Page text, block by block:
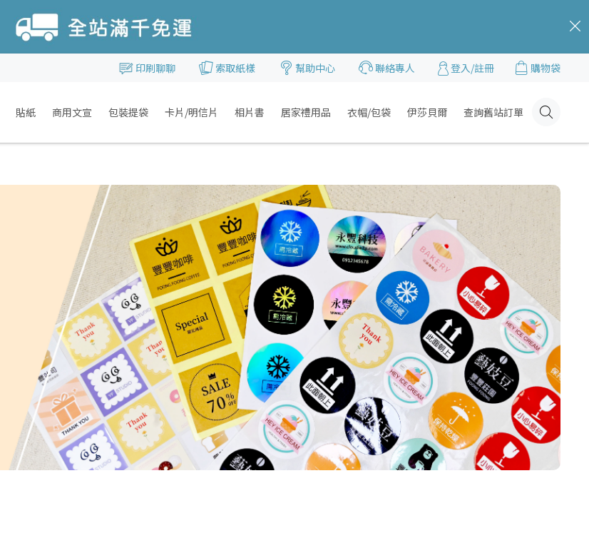
購物袋
登入/註冊
印刷聊聊 索取紙樣 幫助中心 聯絡專人
貼紙 商用文宣 包裝提袋 卡片/明信片 相片書 居家禮用品 衣帽/包袋 伊莎貝爾
查詢舊站訂單
Here